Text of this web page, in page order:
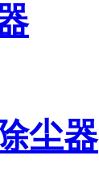
尘器